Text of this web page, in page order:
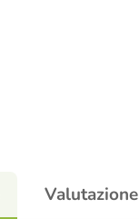
Valutazione